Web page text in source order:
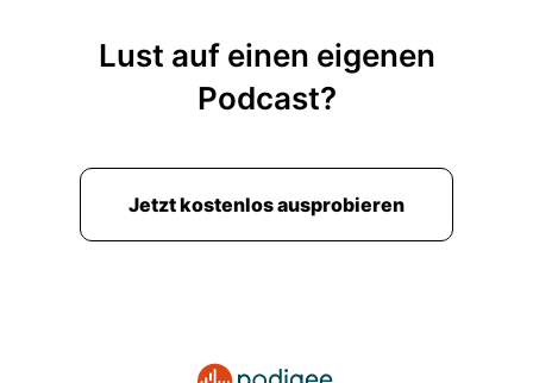
Lust auf einen eigenen
Podcast?
Jetzt kostenlos ausprobieren